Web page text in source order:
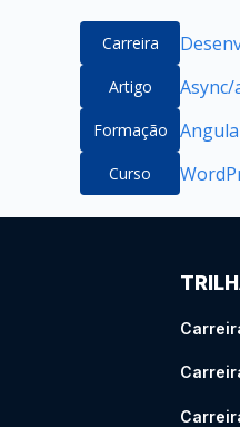
Carreira
Artigo Async/
Formação
Curso